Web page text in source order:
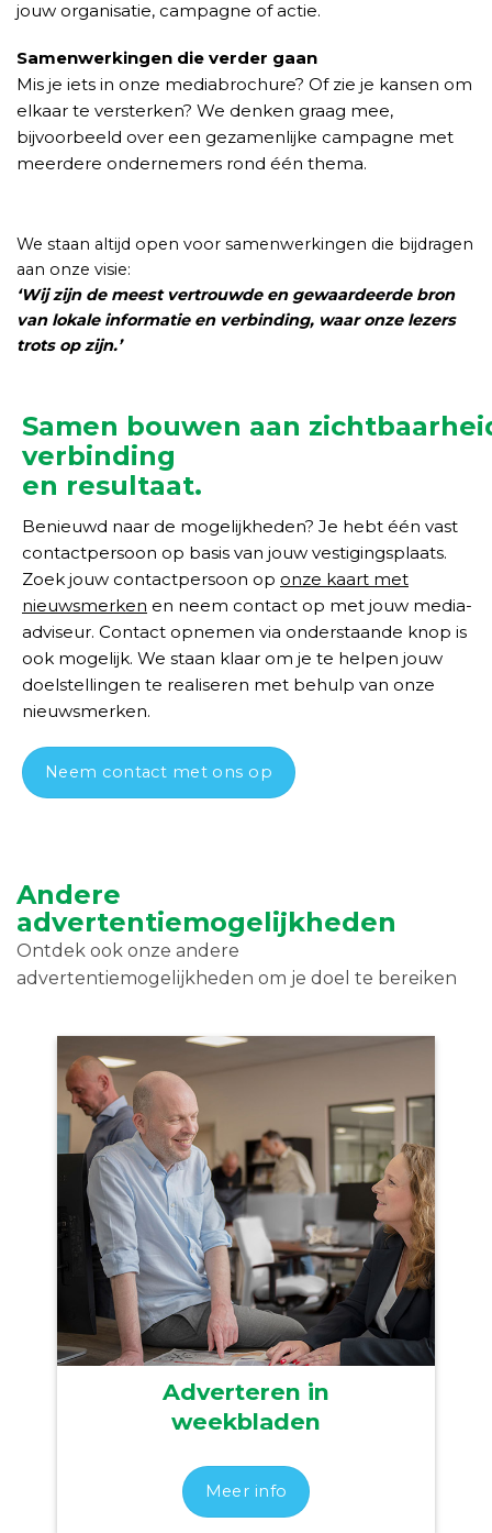
jouw organisatie, campagne of actie.
Samenwerkingen die verder gaan
Mis je iets in onze mediabrochure? Of zie je kansen om
elkaar te versterken? We denken graag mee,
bijvoorbeeld over een gezamenlijke campagne met
meerdere ondernemers rond één thema.
We staan altijd open voor samenwerkingen die bijdragen
aan onze visie:
‘Wij zijn de meest vertrouwde en gewaardeerde bron
van lokale informatie en verbinding, waar onze lezers
trots op zijn.’
Samen bouwen aan
verbinding
en resultaat.
Benieuwd naar de mogelijkheden? Je hebt één vast
contactpersoon op basis van jouw vestigingsplaats.
Zoek jouw contactpersoon op onze kaart met
nieuwsmerken en neem contact op met jouw media-
adviseur. Contact opnemen via onderstaande knop is
ook mogelijk. We staan klaar om je te helpen jouw
doelstellingen te realiseren met behulp van onze
nieuwsmerken.
Neem contact met ons op
Andere
advertentiemogelijkheden
Ontdek ook onze andere
advertentiemogelijkheden om je doel te bereiken
Adverteren in
weekbladen
Meer info